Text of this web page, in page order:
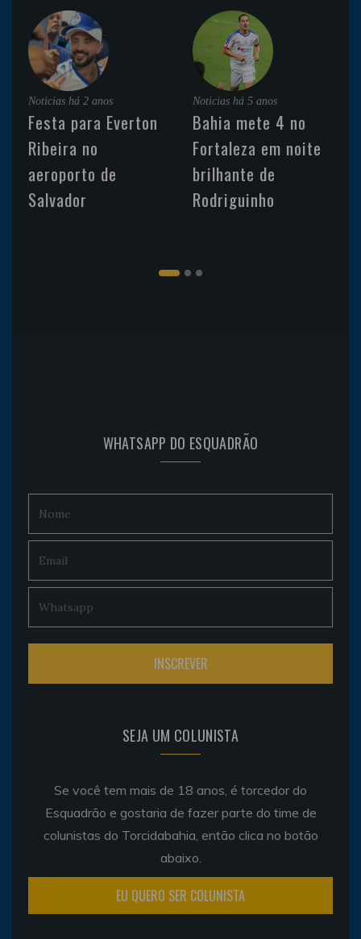
Noticias há 2 anos
Festa para Everton
Ribeira no
aeroporto de
Salvador
Noticias há 5 anos
Bahia mete 4 no
Fortaleza em noite
brilhante de
Rodriguinho
WHATSAPP DO ESQUADRÃO
SEJA UM COLUNISTA
Se você tem mais de 18 anos, é torcedor do
Esquadrão e gostaria de fazer parte do time de
colunistas do Torcidabahia, então clica no botão
abaixo.
EU QUERO SER COLUNISTA